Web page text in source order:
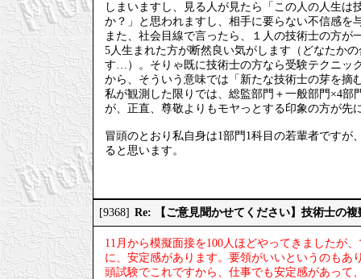
しまいますし、見る人が見たら「この人の人生
か？」と思われますし、相手に要らない不信感を
また、社会目線で言ったら、１人の技術士の方が
5人生まれた方が断然良い気がします（どなたか
す…）。そりゃ既に技術士の方なら受験テクニッ
から、そういう意味では「新たな技術士の芽を摘
私が観測した限りでは、総監部門＋一般部門×4
が、正直、尊敬よりもモヤっとする印象の方が先
冒頭のとおり私自身は1部門1科目の若輩者です
ると思います。
[9368] Re: 【ご意見聞かせてください】技術士の
11月から模擬面接を100人ほどやってきましたが
に、安定感があります。要領がいいというのも
頭試験でこれですから、仕事でも安定感があって